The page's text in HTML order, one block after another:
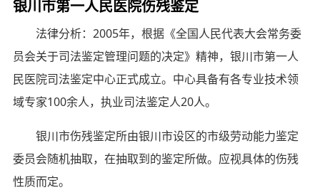
银川市第一人民医院伤残鉴定
法律分析：2005年，根据《全国人民代表大会常务委
员会关于司法鉴定管理问题的决定》精神，银川市第一人
民医院司法鉴定中心正式成立。中心具备有各专业技术领
域专家100余人，执业司法鉴定人20人。
银川市伤残鉴定所由银川市设区的市级劳动能力鉴定
委员会随机抽取，在抽取到的鉴定所做。应视具体的伤残
性质而定。